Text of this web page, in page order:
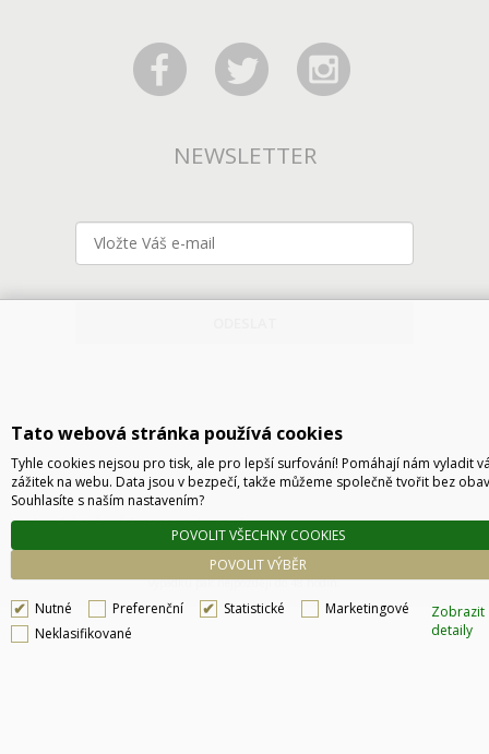
NEWSLETTER
Technické řešení © 2026 CyberSoft s.r.o.
Podle zákona o evidenci tržeb je prodávající povinen vystavit kupujícímu účtenku. Zároveň
je povinen zaevidovat přijatou tržbu u správce daně online, v případě technického
výpadku pak nejpozději do 48 hodin.
Tato webová stránka používá cookies
Tyhle cookies nejsou pro tisk, ale pro lepší surfování! Pomáhají nám vyladit
zážitek na webu. Data jsou v bezpečí, takže můžeme společně tvořit bez
Souhlasíte s naším nastavením?
POVOLIT VÝBĚR
POVOLIT VŠECHNY COOKIES
Nutné Preferenční Statistické
Marketingové
Neklasifikované
Zobrazit
detaily